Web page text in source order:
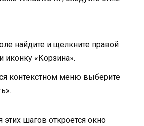
найдите и щелкните правой
«Корзина».
контекстном меню выберите
шагов откроется окно